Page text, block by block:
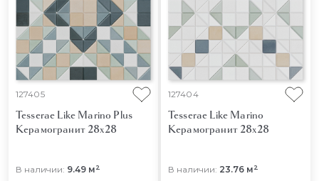
127405
Tesserae Like Marino Plus
Керамогранит 28x28
В наличии: 9.49 м2
127404
Tesserae Like Marino
Керамогранит 28x28
В наличии: 23.76 м2